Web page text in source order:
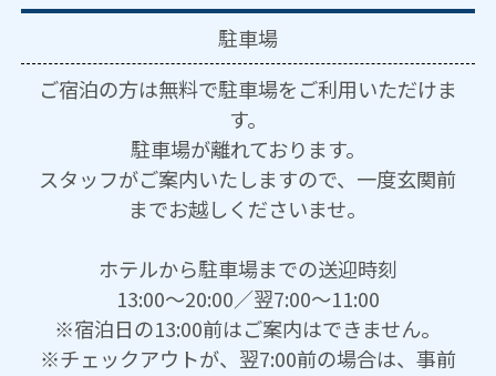
駐車場
ご宿泊の方は無料で駐車場をご利用いただけま
す。
駐車場が離れております。
スタッフがご案内いたしますので、一度玄関前
までお越しくださいませ。
ホテルから駐車場までの送迎時刻
13:00～20:00／翌7:00～11:00
※宿泊日の13:00前はご案内はできません。
※チェックアウトが、翌7:00前の場合は、事前